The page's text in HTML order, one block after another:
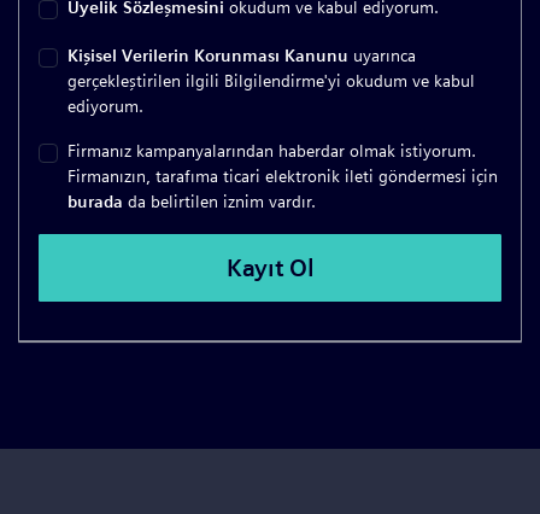
Üyelik Sözleşmesini okudum ve kabul ediyorum.
Kişisel Verilerin Korunması Kanunu uyarınca
gerçekleştirilen ilgili Bilgilendirme'yi okudum ve kabul
ediyorum.
Firmanız kampanyalarından haberdar olmak istiyorum.
Firmanızın, tarafıma ticari elektronik ileti göndermesi için
burada da belirtilen iznim vardır.